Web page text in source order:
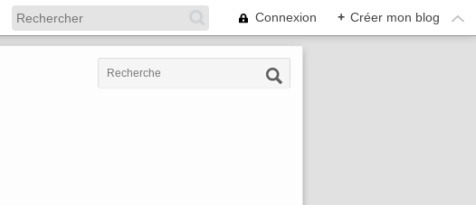
Connexion + Créer mon blog